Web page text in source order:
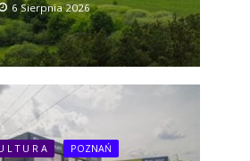
6 Sierpnia 2026
L T U R A POZNAŃ